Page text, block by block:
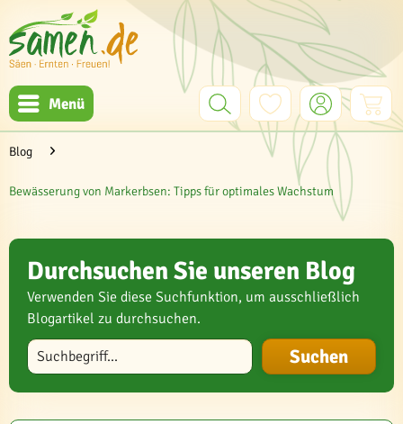
Menü
Blog
Bewässerung von Markerbsen: Tipps für optimales Wachstum
Durchsuchen Sie unseren Blog
Verwenden Sie diese Suchfunktion, um ausschließlich
Blogartikel zu durchsuchen.
Blog durchsuchen